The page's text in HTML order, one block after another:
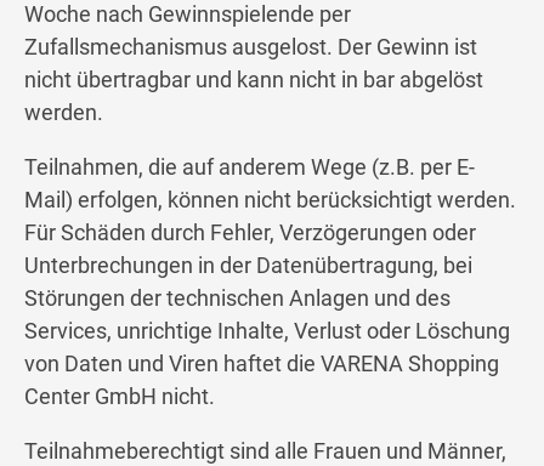
Woche nach Gewinnspielende per
Zufallsmechanismus ausgelost. Der Gewinn ist
nicht übertragbar und kann nicht in bar abgelöst
werden.
Teilnahmen, die auf anderem Wege (z.B. per E-
Mail) erfolgen, können nicht berücksichtigt werden.
Für Schäden durch Fehler, Verzögerungen oder
Unterbrechungen in der Datenübertragung, bei
Störungen der technischen Anlagen und des
Services, unrichtige Inhalte, Verlust oder Löschung
von Daten und Viren haftet die VARENA Shopping
Center GmbH nicht.
Teilnahmeberechtigt sind alle Frauen und Männer,